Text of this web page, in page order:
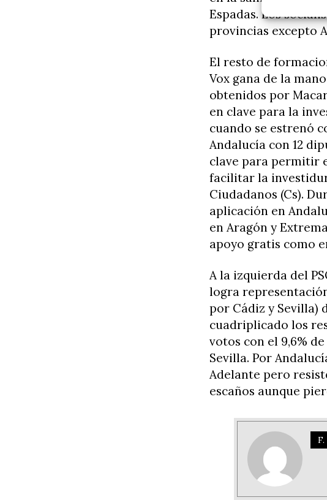
Espadas. Los
provincias excepto
El resto de
Vox gana de la
obtenidos por
en clave para la
cuando se estrenó
Andalucía con 12
clave para permitir
facilitar la
Ciudadanos (Cs).
aplicación en
en Aragón y
apoyo gratis como
A la izquierda del
logra
por Cádiz y Sevilla)
cuadriplicado los
votos con el 9,6%
Sevilla. Por
Adelante pero
escaños aunque